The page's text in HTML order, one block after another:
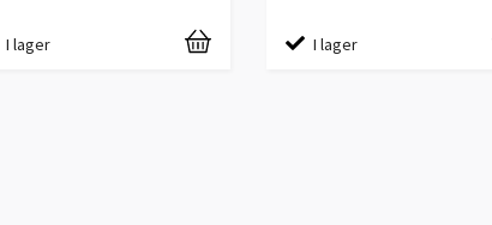
I lager I lager